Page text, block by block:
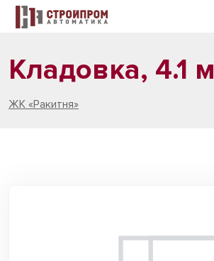
Кладовка, 4.1
ЖК «Ракитня»